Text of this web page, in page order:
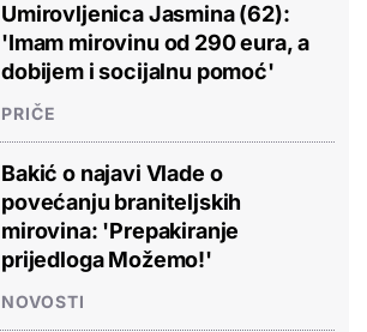
Umirovljenica Jasmina (62):
'Imam mirovinu od 290 eura, a
dobijem i socijalnu pomoć'
PRIČE
Bakić o najavi Vlade o
povećanju braniteljskih
mirovina: 'Prepakiranje
prijedloga Možemo!'
NOVOSTI